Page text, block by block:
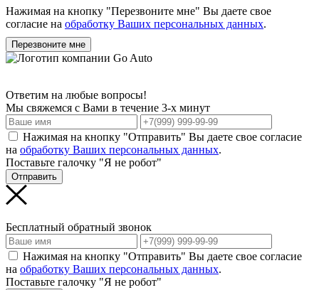
Нажимая на кнопку "Перезвоните мне" Вы даете свое
согласие на обработку Ваших персональных данных.
Перезвоните мне
Ответим на любые вопросы!
Мы свяжемся с Вами в течение 3-х минут
Нажимая на кнопку "Отправить" Вы даете свое согласие
на обработку Ваших персональных данных.
Поставьте галочку "Я не робот"
Отправить
Бесплатный обратный звонок
Нажимая на кнопку "Отправить" Вы даете свое согласие
на обработку Ваших персональных данных.
Поставьте галочку "Я не робот"